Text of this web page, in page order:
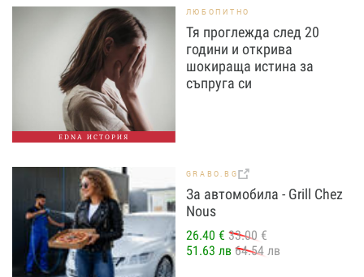
EDNA ИСТОРИЯ
ЛЮБОПИТНО
Тя проглежда след 20
години и открива
шокираща истина за
съпруга си
GRABO.BG
За автомобила - Grill Chez
Nous
26.40 € 33.00 €
51.63 лв 64.54 лв